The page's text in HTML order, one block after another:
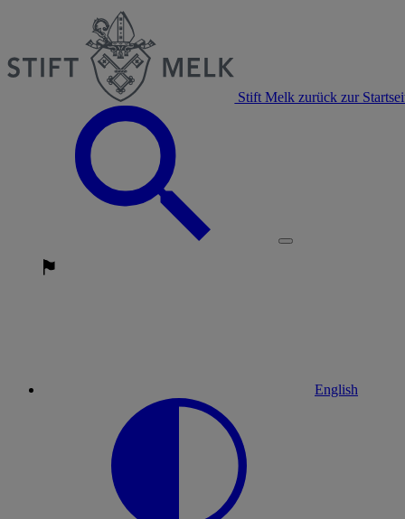
Stift Melk zurück zur
English